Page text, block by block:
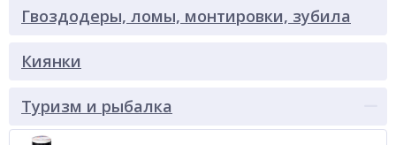
Гвоздодеры, ломы, монтировки, зубила
Киянки
Туризм и рыбалка